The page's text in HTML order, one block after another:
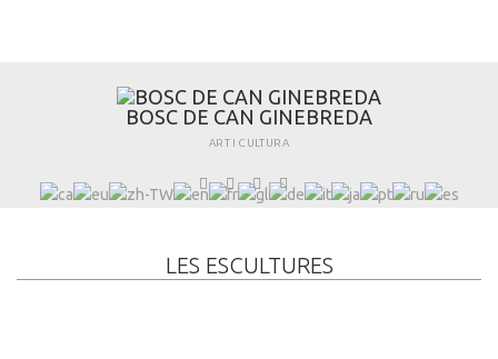
BOSC DE CAN GIN EBREDA
ART I CULTURA
LES ESCULTURES